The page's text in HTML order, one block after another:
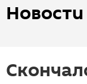
Новости